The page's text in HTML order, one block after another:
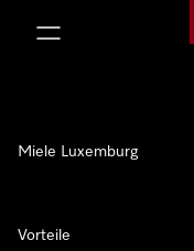
Miele Luxemburg
Vorteile